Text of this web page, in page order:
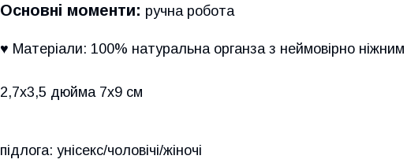
Основні моменти: ручна робота
♥ Матеріали: 100% натуральна органза з неймовірно
2,7x3,5 дюйма 7x9 см
підлога: унісекс/чоловічі/жіночі